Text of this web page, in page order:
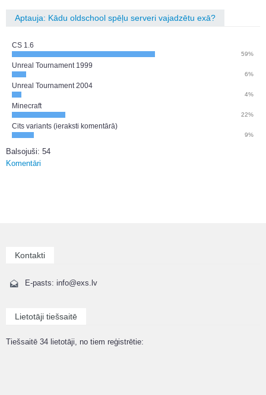
Aptauja: Kādu oldschool spēļu serveri vajadzētu exā?
CS 1.6
59%
Unreal Tournament 1999
6%
Unreal Tournament 2004
4%
Minecraft
22%
Cits variants (ieraksti komentārā)
9%
Balsojuši: 54
Komentāri
Kontakti
E-pasts: info@exs.lv
Lietotāji tiešsaitē
Tiešsaitē 34 lietotāji, no tiem reģistrētie: